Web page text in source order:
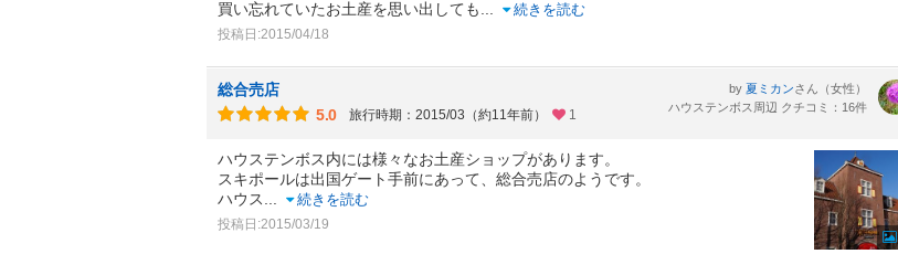
買い忘れていたお土産を思い出しても
続きを読む
投稿日:2015/04/18
総合売店
5.0
旅行時期：2015/03（約11年前） 1
by 夏ミカンさん（女性）
ハウステンボス周辺 クチコミ：16件
ハウステンボス内には様々なお土産ショップがあります。
スキポールは出国ゲート手前にあって、総合売店のようです。
ハウス
続きを読む
投稿日:2015/03/19